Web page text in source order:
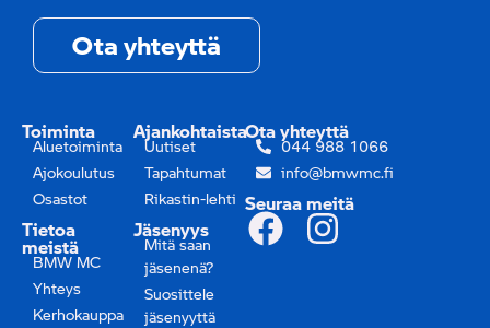
Ota yhteyttä
Toiminta
Aluetoiminta
Ajokoulutus
Osastot
Tietoa
meistä
BMW MC
Yhteys
Kerhokauppa
Ajankohtaista
Uutiset
Tapahtumat
Rikastin-lehti
Jäsenyys
Mitä saan
jäsenenä?
Suosittele
jäsenyyttä
Ota yhteyttä
044 988 1066
info@bmwmc.fi
Seuraa meitä